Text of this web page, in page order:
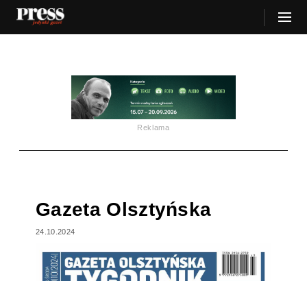
Reklama
Gazeta Olsztyńska
24.10.2024